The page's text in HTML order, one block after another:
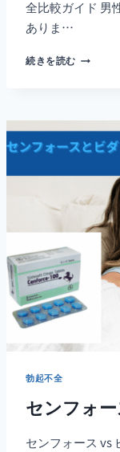
全比較ガイド 男
ありま…
続きを読む
ッ
ク・
バ
グ
対
フ
ィ
ル
デ
ナ
勃起不全
センフォ
センフォース vs